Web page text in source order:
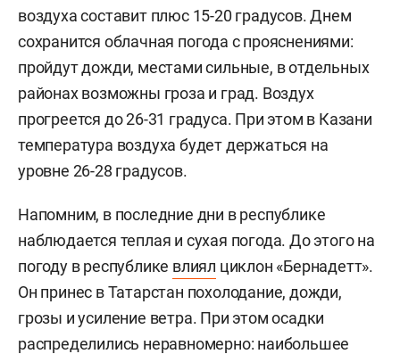
воздуха составит плюс 15-20 градусов. Днем
сохранится облачная погода с прояснениями:
пройдут дожди, местами сильные, в отдельных
районах возможны гроза и град. Воздух
прогреется до 26-31 градуса. При этом в Казани
температура воздуха будет держаться на
уровне 26-28 градусов.
Напомним, в последние дни в республике
наблюдается теплая и сухая погода. До этого на
погоду в республике влиял циклон «Бернадетт».
Он принес в Татарстан похолодание, дожди,
грозы и усиление ветра. При этом осадки
распределились неравномерно: наибольшее